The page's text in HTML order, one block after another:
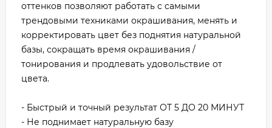
оттенков позволяют работать с самыми
трендовыми техниками окрашивания, менять и
корректировать цвет без поднятия натуральной
базы, сокращать время окрашивания /
тонирования и продлевать удовольствие от
цвета.
- Быстрый и точный результат ОТ 5 ДО 20 МИНУТ
- Не поднимает натуральную базу